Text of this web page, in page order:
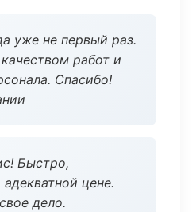
уже не первый раз.
работ и
Спасибо!
Быстро,
цене.
дело.